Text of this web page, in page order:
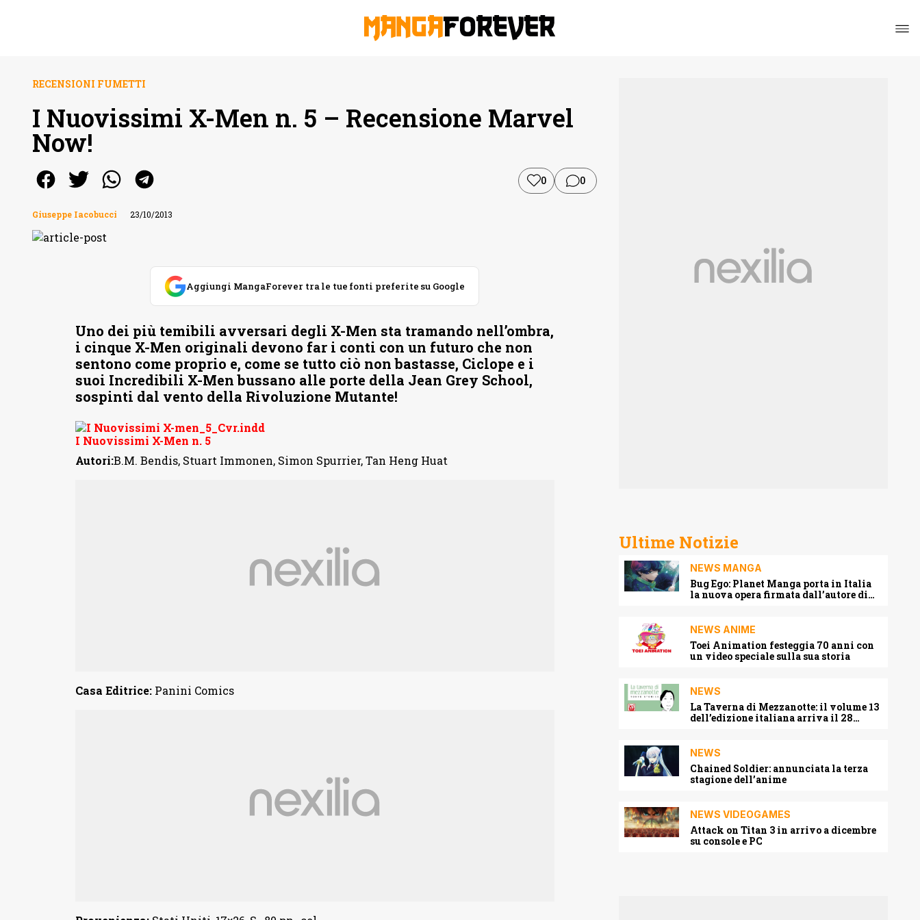
RECENSIONI FUMETTI
I Nuovissimi X-Men n. 5 – Recensione Marvel
Now!
0 0
Giuseppe Iacobucci 23/10/2013
Aggiungi MangaForever tra le tue fonti preferite su Google
Uno dei più temibili avversari degli X-Men sta tramando nell’ombra,
i cinque X-Men originali devono far i conti con un futuro che non
sentono come proprio e, come se tutto ciò non bastasse, Ciclope e i
suoi Incredibili X-Men bussano alle porte della Jean Grey School,
sospinti dal vento della Rivoluzione Mutante!
I Nuovissimi X-Men n. 5
Autori:B.M. Bendis, Stuart Immonen, Simon Spurrier, Tan Heng Huat
Casa Editrice: Panini Comics
Ultime Notizie
NEWS MANGA
Bug Ego: Planet Manga porta in Italia
la nuova opera firmata dall’autore di
NEWS ANIME
Toei Animation festeggia 70 anni con
un video speciale sulla sua storia
NEWS
La Taverna di Mezzanotte: il volume 13
dell’edizione italiana arriva il 28
NEWS
Chained Soldier: annunciata la terza
stagione dell’anime
NEWS VIDEOGAMES
Attack on Titan 3 in arrivo a dicembre
su console e PC